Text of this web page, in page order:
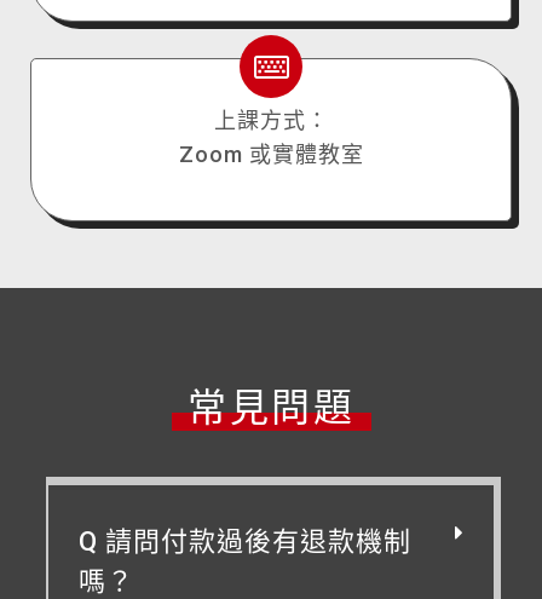
上課方式：
Zoom 或實體教室
常見問題
Q 請問付款過後有退款機制
嗎？